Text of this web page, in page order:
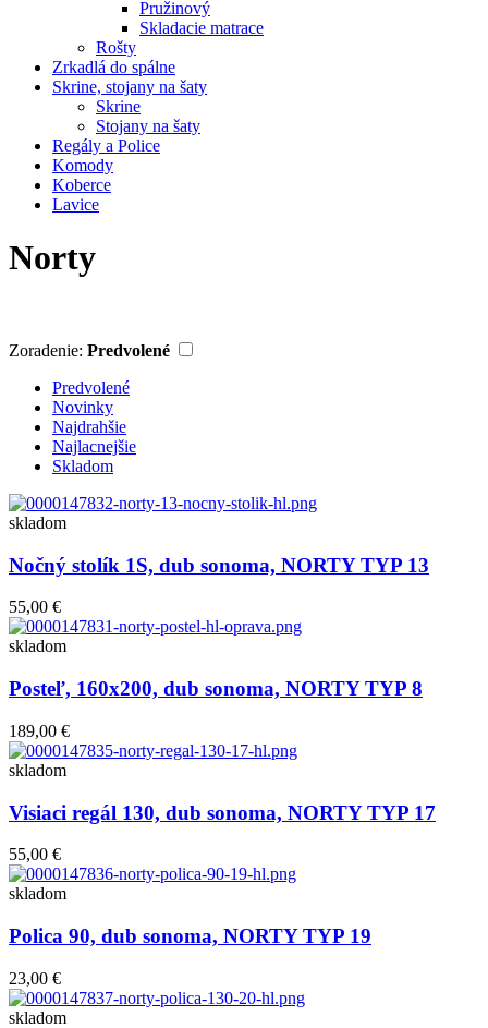
Pružinový
Skladacie matrace
Rošty
Zrkadlá do spálne
Skrine, stojany na šaty
Skrine
Stojany na šaty
Regály a Police
Komody
Koberce
Lavice
Norty
Zoradenie: Predvolené
Predvolené
Novinky
Najdrahšie
Najlacnejšie
Skladom
skladom
Nočný stolík 1S, dub sonoma, NORTY TYP 13
55,00 €
skladom
Posteľ, 160x200, dub sonoma, NORTY TYP 8
189,00 €
skladom
Visiaci regál 130, dub sonoma, NORTY TYP 17
55,00 €
skladom
Polica 90, dub sonoma, NORTY TYP 19
23,00 €
skladom